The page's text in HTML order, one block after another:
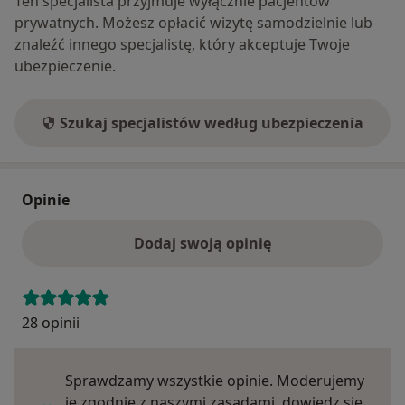
prywatnych. Możesz opłacić wizytę samodzielnie lub
znaleźć innego specjalistę, który akceptuje Twoje
ubezpieczenie.
Szukaj specjalistów według ubezpieczenia
Opinie
Dodaj swoją opinię
28 opinii
Sprawdzamy wszystkie opinie. Moderujemy